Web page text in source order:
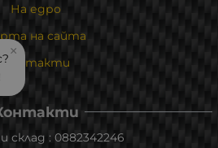
На едро
на сайта
Контакти
склад : 0882342246
×